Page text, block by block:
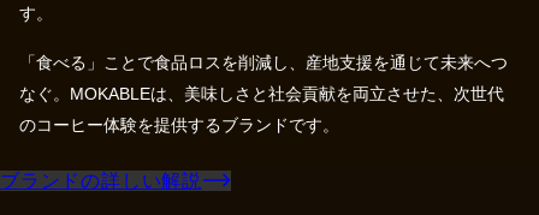
す。
「食べる」ことで食品ロスを削減し、産地支援を通じて未来へつ
なぐ。MOKABLEは、美味しさと社会貢献を両立させた、次世代
のコーヒー体験を提供するブランドです。
ブランドの詳しい解説